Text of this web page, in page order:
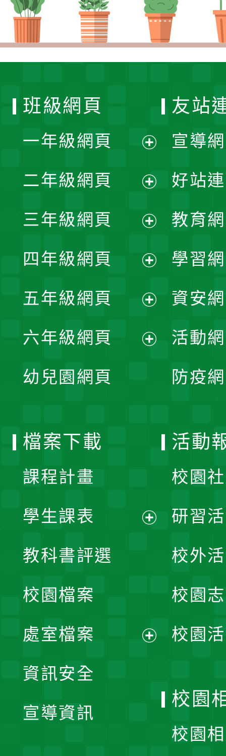
班級網頁
一年級網頁
開
選
單
二年級網頁
開
選
單
三年級網頁
開
選
單
四年級網頁
開
選
五年級網頁
開
六年級網頁
幼兒園網頁
友站
宣導
好站
教育
學習
資安
活動
防疫
檔案下載
課程計畫
學生課表
單
教科書評選
校園檔案
處室檔案
資訊安全
宣導資訊
活動
校園
研習
校外
校園
校園
校園
校園